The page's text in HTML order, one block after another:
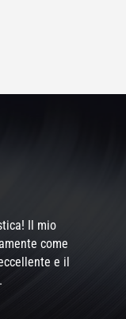
Il mio
come
e il